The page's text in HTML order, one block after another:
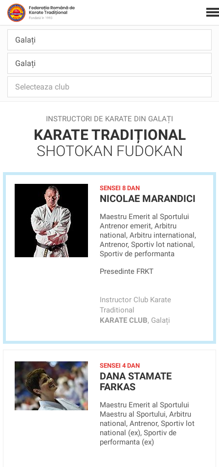
INSTRUCTORI DE KARATE DIN GALAȚI
KARATE TRADIȚIONAL
SHOTOKAN FUDOKAN
SENSEI 8 DAN
NICOLAE MARANDICI
Maestru Emerit al Sportului
Antrenor emerit, Arbitru
national, Arbitru international,
Antrenor, Sportiv lot national,
Sportiv de performanta
Presedinte FRKT
Instructor Club Karate
Traditional
KARATE CLUB, Galați
SENSEI 4 DAN
DANA STAMATE
FARKAS
Maestru Emerit al Sportului
Maestru al Sportului, Arbitru
national, Antrenor, Sportiv lot
national (ex), Sportiv de
performanta (ex)